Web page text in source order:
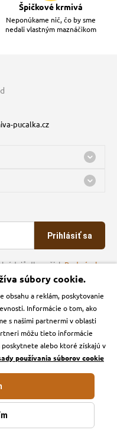
Špičkové krmivá
Neponúkame nič, čo by sme
nedali vlastným maznáčikom
pucalka.cz
Analytics
Prihlásiť sa
údajů dle našichPodmínek
súbory cookie.
obsahu a reklám, poskytovanie
Informácie o tom, ako
s našimi partnermi v oblasti
môžu tieto informácie
alebo ktoré získajú v
používania súborov cookie